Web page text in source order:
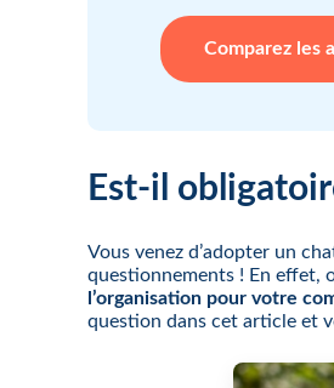
Comparez les
Est-il
Vous venez d’adopter un
questionnements ! En effet,
l’organisation pour votre
question dans cet article et